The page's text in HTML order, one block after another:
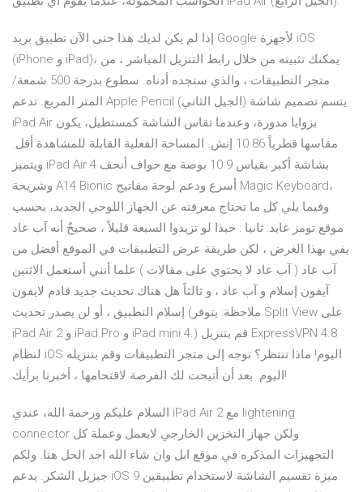
إذا لم يكن لديك هذا حتى الآن تطبيق بريد Google لأجهزة iOS
(iPhone و iPad)، يمكنك تثبيته من خلال رابط التنزيل المباشر ، من
متجر التطبيقات ، والذي ستجده أدناه. سطوع بدرجة 500 شمعة/
المتر المربع. تدعم Apple Pencil (الجيل الثاني) يتسم تصميم شاشة
iPad Air بزوايا مدورة، وعندما تقاس الشاشة كمستطيل، يكون
مقاسها قطرياً 10.86 إنش. المساحة الفعلية القابلة للمشاهدة أقل.
ويتميز iPad Air 4 بشاشة أكبر بقياس 10.9 بوصة مع حواف أنحف
وشريحة A14 Bionic أسرع ودعم لوحة مفاتيح Magic Keyboard،
وفيما يلي كل ما تحتاج معرفته عن الجهاز اللوحي الجديد، بحسب
موقع تومز غايد: ثانيا : حبذا لو تزيدوا السبعة قليلاً ، صحيحٌ أنه آب عاد
يفي بهذا الغرض ، لكن طريقة عرض التطبيقات في الموقع أفضل من
آب عاد ( آب عاد لا يحتوي على مقالات ) علما أنني أستعمل الاثنين
آيفون إسلام و آب عاد ، و ثالثاً هل هناك تحديث جديد قادم لايفون
إسلام التطبيق ، أو لن يصدر تحديث (ملاحظة: يتوفر Split View على
iPad Air 2 و iPad Pro و iPad mini 4.) قم بتنزيل ExpressVPN 4.8
لنظام iOS اليوم! ماذا تنتظر؟ توجه إلى متجر التطبيقات وقم بتنزيله
اليوم. بعد أن أتيحت لك الفرصة لاقتحامها ، أخبرنا برأيك!
السلام عليكم ورحمة الله، عندي iPad Air 2 مع lightening
connector ولكن جهاز التخزين الخارجي لايعمل وعملة كل
التجهيزات المذكره في موقع ابل وان شاء الله اجد الحل هنا. ولكم
جيزيل الشكر. يدعم iOS 9 ميزة تقسيم الشاشة لاستخدام تطبيقين